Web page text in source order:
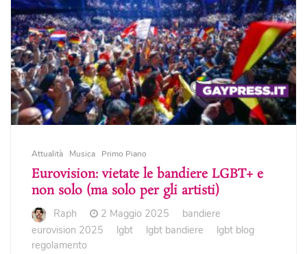
Attualità Musica Primo Piano
Eurovision: vietate le bandiere LGBT+ e
non solo (ma solo per gli artisti)
Raph 2 Maggio 2025
bandiere
eurovision 2025
lgbt lgbt bandiere
lgbt blog
regolamento